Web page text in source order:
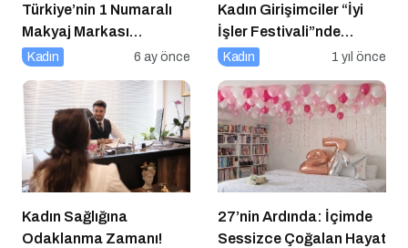
Türkiye’nin 1 Numaralı
Makyaj Markası
Flormar’ın Yeni Global
Erçel” ile ilk lansmanı:
“Volume Up Mascara”
Kadın 6 ay önce
Kadın Girişimciler “İyi
İşler Festivali”nde
Buluştu
Kadın 1 yıl önce
Kadın Sağlığına
Odaklanma Zamanı!
27’nin Ardında: İçimde
Sessizce Çoğalan Hayat